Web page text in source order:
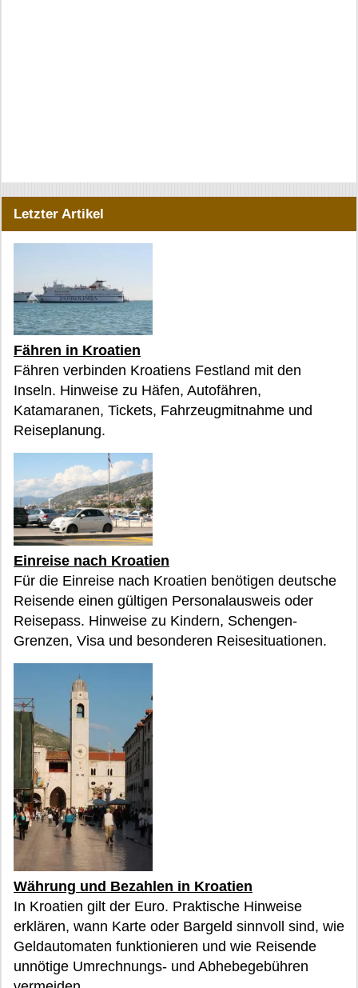
Letzter Artikel
Fähren in Kroatien
Fähren verbinden Kroatiens Festland mit den
Inseln. Hinweise zu Häfen, Autofähren,
Katamaranen, Tickets, Fahrzeugmitnahme und
Reiseplanung.
Einreise nach Kroatien
Für die Einreise nach Kroatien benötigen deutsche
Reisende einen gültigen Personalausweis oder
Reisepass. Hinweise zu Kindern, Schengen-
Grenzen, Visa und besonderen Reisesituationen.
Währung und Bezahlen in Kroatien
In Kroatien gilt der Euro. Praktische Hinweise
erklären, wann Karte oder Bargeld sinnvoll sind, wie
Geldautomaten funktionieren und wie Reisende
unnötige Umrechnungs- und Abhebegebühren